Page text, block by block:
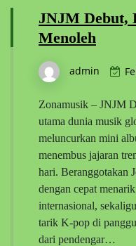
JNJM Debut,
Menoleh
admin
Zonamusik – JNJM
utama dunia musik
meluncurkan mini
menembus jajaran
hari. Beranggotakan
dengan cepat
internasional,
tarik K-pop di
dari pendengar…